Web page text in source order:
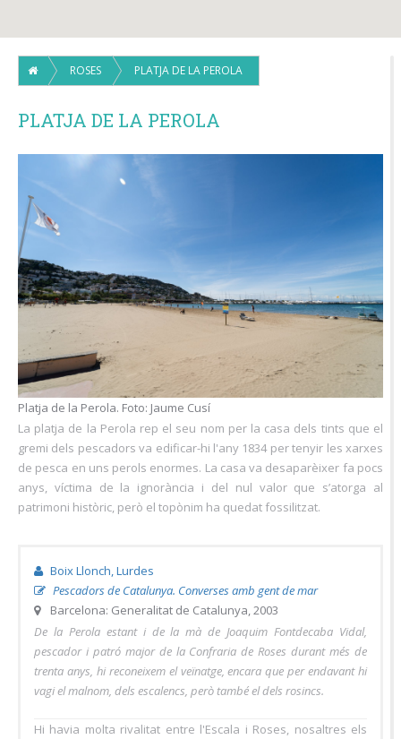
ROSES PLATJA DE LA PEROLA
PLATJA DE LA PEROLA
Platja de la Perola. Foto: Jaume Cusí
La platja de la Perola rep el seu nom per la casa dels tints que el
gremi dels pescadors va edificar-hi l'any 1834 per tenyir les xarxes
de pesca en uns perols enormes. La casa va desaparèixer fa pocs
anys, víctima de la ignorància i del nul valor que s’atorga al
patrimoni històric, però el topònim ha quedat fossilitzat.
Boix Llonch, Lurdes
Pescadors de Catalunya. Converses amb gent de mar
Barcelona: Generalitat de Catalunya, 2003
De la Perola estant i de la mà de Joaquim Fontdecaba Vidal,
pescador i patró major de la Confraria de Roses durant més de
trenta anys, hi reconeixem el veïnatge, encara que per endavant hi
vagi el malnom, dels escalencs, però també el dels rosincs.
Hi havia molta rivalitat entre l'Escala i Roses, nosaltres els